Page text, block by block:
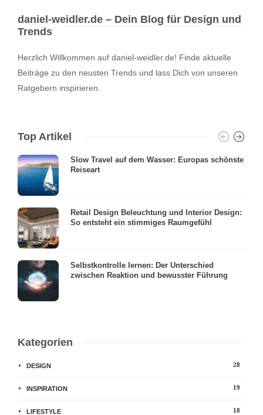
daniel-weidler.de – Dein Blog für Design und
Trends
Herzlich Willkommen auf daniel-weidler.de! Finde aktuelle
Beiträge zu den neusten Trends und lass Dich von unseren
Ratgebern inspirieren.
Top Artikel
Slow Travel auf dem Wasser: Europas schönste
Reiseart
Retail Design Beleuchtung und Interior Design:
So entsteht ein stimmiges Raumgefühl
Selbstkontrolle lernen: Der Unterschied
zwischen Reaktion und bewusster Führung
Kategorien
DESIGN 28
INSPIRATION 19
LIFESTYLE 18